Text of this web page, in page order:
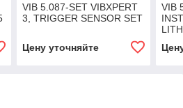
VIB 5.087-SET VIBXPERT
3, TRIGGER SENSOR SET
Цену уточняйте
VIB